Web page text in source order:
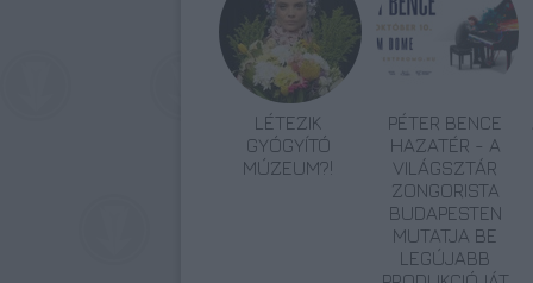
LÉTEZIK
GYÓGYÍTÓ
MÚZEUM?!
PÉTER BENCE
HAZATÉR - A
VILÁGSZTÁR
ZONGORISTA
BUDAPESTEN
MUTATJA BE
LEGÚJABB